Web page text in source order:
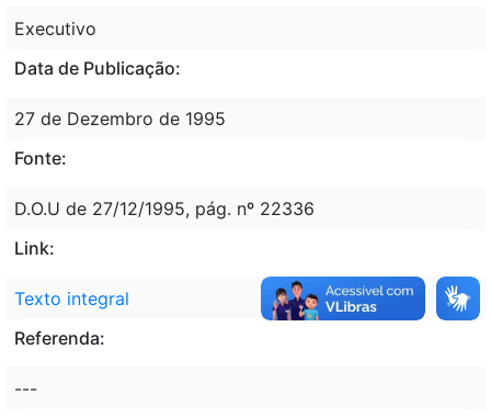
Executivo
Data de Publicação:
27 de Dezembro de 1995
Fonte:
D.O.U de 27/12/1995, pág. nº 22336
Link:
Texto integral
Referenda:
---